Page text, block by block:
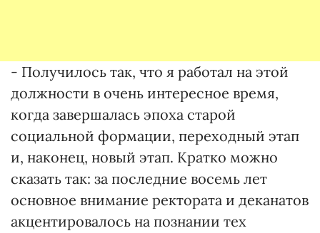
- Получилось так, что я работал на этой
должности в очень интересное время,
когда завершалась эпоха старой
социальной формации, переходный этап
и, наконец, новый этап. Кратко можно
сказать так: за последние восемь лет
основное внимание ректората и деканатов
акцентировалось на познании тех